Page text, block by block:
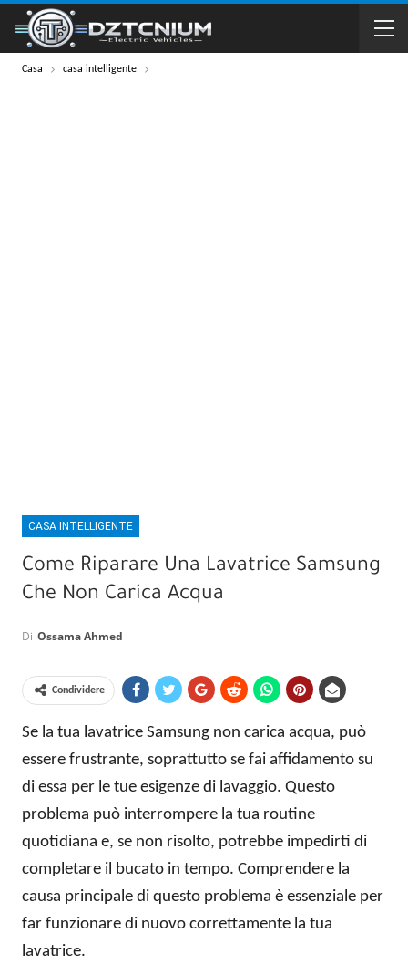
Casa casa intelligente
CASA INTELLIGENTE
Come Riparare Una Lavatrice Samsung
Che Non Carica Acqua
Di Ossama Ahmed
Condividere
Se la tua lavatrice Samsung non carica acqua, può
essere frustrante, soprattutto se fai affidamento su
di essa per le tue esigenze di lavaggio. Questo
problema può interrompere la tua routine
quotidiana e, se non risolto, potrebbe impedirti di
completare il bucato in tempo. Comprendere la
causa principale di questo problema è essenziale per
far funzionare di nuovo correttamente la tua
lavatrice.